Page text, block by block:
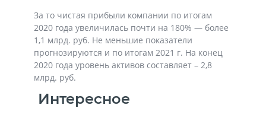
За то чистая прибыли компании по итогам
2020 года увеличилась почти на 180% — более
1,1 млрд. руб. Не меньшие показатели
прогнозируются и по итогам 2021 г. На конец
2020 года уровень активов составляет – 2,8
млрд. руб.
Интересное